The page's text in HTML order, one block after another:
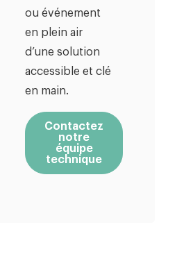
ou événement
en plein air
d’une solution
accessible et clé
en main.
Contactez
notre
équipe
technique